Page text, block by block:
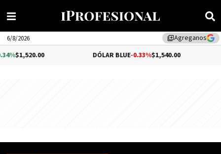
library_addAgreganos
6/8/2026
DÓLAR BLUE-0.33%$1,540.00